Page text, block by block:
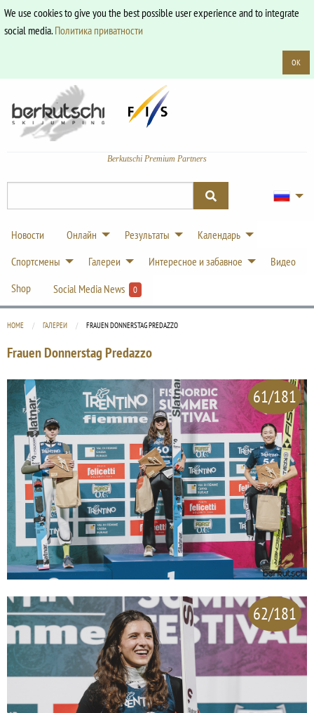
We use cookies to give you the best possible user experience and to integrate
social media.Политика приватности
OK
Berkutschi Premium Partners
Новости Онлайн Результаты
Календарь
Спортсмены
Галереи Интересное и забавное
Видео
Shop
Social Media News 0
HOME ГАЛЕРЕИ CURRENT:
FRAUEN DONNERSTAG PREDAZZO
Frauen Donnerstag Predazzo
61/181
62/181